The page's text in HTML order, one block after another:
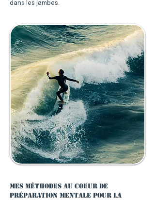
dans les jambes.
Mes méthodes au coeur de
préparation mentale pour la